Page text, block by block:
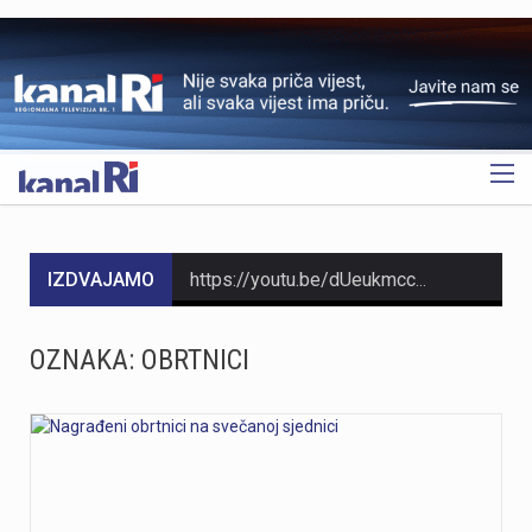
OGLAS
IZDVAJAMO
https://youtu.be/aILFsriI-vk
OZNAKA: OBRTNICI